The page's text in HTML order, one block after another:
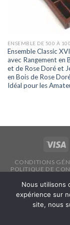
ENSEMBLE DE 500 À
Ensemble Classic
avec Rangement en
et de Rose Doré et
en Bois de Rose
Idéal pour les
CONDITIONS
POLITIQUE DE
Nous utilisons
expérience sur
site, nous